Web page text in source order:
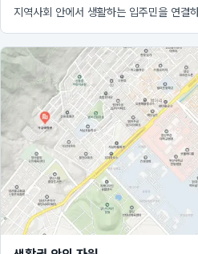
지역사회 안에서 생활하는 입주민을 연결